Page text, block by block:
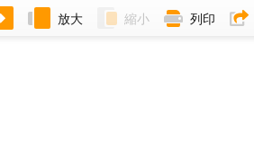
放大 縮小 列印